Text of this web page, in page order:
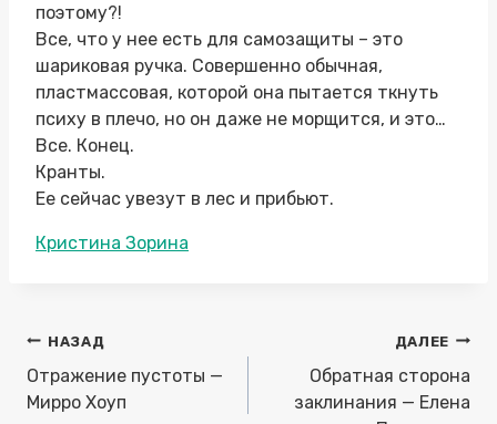
поэтому?!
Все, что у нее есть для самозащиты – это
шариковая ручка. Совершенно обычная,
пластмассовая, которой она пытается ткнуть
психу в плечо, но он даже не морщится, и это…
Все. Конец.
Кранты.
Ее сейчас увезут в лес и прибьют.
Метки
Кристина Зорина
Навигация
по
записям
НАЗАД
Отражение пустоты —
Мирро Хоуп
ДАЛЕЕ
Обратная сторона
заклинания — Елена